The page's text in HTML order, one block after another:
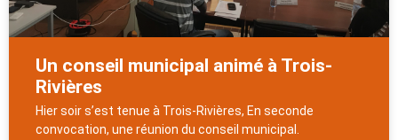
Un conseil municipal animé à Trois-
Rivières
Hier soir s’est tenue à Trois-Rivières, En seconde
convocation, une réunion du conseil municipal.